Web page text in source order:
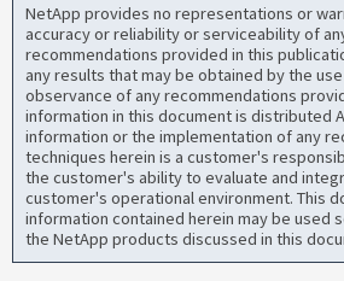
NetApp provides no representations or
accuracy or reliability or serviceability of
recommendations provided in this
any results that may be obtained by the
observance of any recommendations
information in this document is distributed
information or the implementation of any
techniques herein is a customer's
the customer's ability to evaluate and
customer's operational environment. This
information contained herein may be used
the NetApp products discussed in this